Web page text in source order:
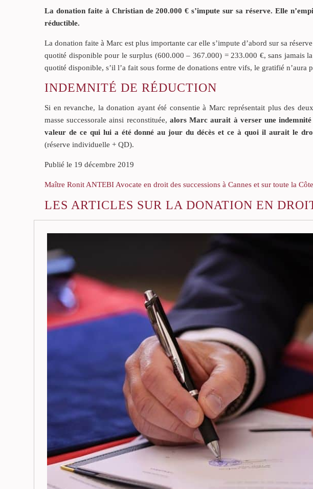
La donation faite à Christian de 200.000 € s’impute sur sa réserve. Elle
réductible.
La donation faite à Marc est plus importante car elle s’impute d’abord sur sa
quotité disponible pour le surplus (600.000 – 367.000) = 233.000 €, sans jamais
quotité disponible, s’il l’a fait sous forme de donations entre vifs, le gratifié n’aura
INDEMNITÉ DE RÉDUCTION
Si en revanche, la donation ayant été consentie à Marc représentait plus des
masse successorale ainsi reconstituée, alors Marc aurait à verser une
valeur de ce qui lui a été donné au jour du décès et ce à quoi il aurait le
(réserve individuelle + QD).
Publié le 19 décembre 2019
Maître Ronit ANTEBI Avocate en droit des successions à Cannes et sur toute la
LES ARTICLES SUR LA DONATION EN